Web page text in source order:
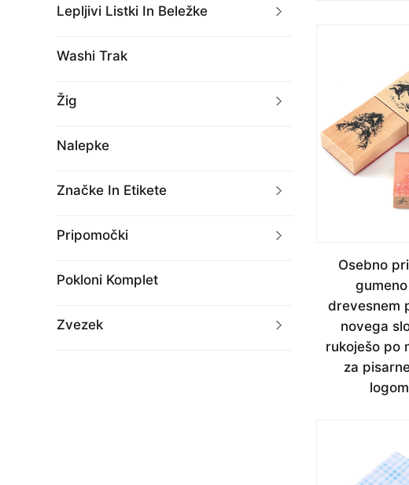
Lepljivi Listki In Beležke
Washi Trak
Žig
Nalepke
Značke In Etikete
Pripomočki
Pokloni Komplet
Zvezek
Osebno
drevesnem
novega
rukoješo po
za